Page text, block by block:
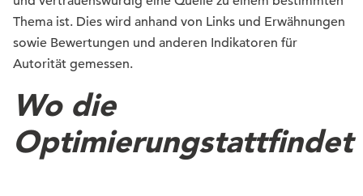
Thema ist. Dies wird anhand von Links und Erwähnungen
sowie Bewertungen und anderen Indikatoren für
Autorität gemessen.
Wo die
Optimierungstattfindet